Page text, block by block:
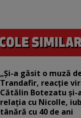
„Și-a găsit o muză
Trandafir, reacție
Cătălin Botezatu și-
relația cu Nicolle,
tânără cu 40 de ani